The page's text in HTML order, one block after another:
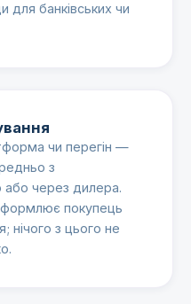
для банківських чи
чи перегін —
з
або через дилера.
покупець
нічого з цього не